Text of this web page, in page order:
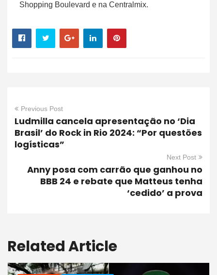
Shopping Boulevard e na Centralmix.
Previous Post
Ludmilla cancela apresentação no ‘Dia
Brasil’ do Rock in Rio 2024: “Por questões
logísticas”
Next Post
Anny posa com carrão que ganhou no
BBB 24 e rebate que Matteus tenha
‘cedido’ a prova
Related Article